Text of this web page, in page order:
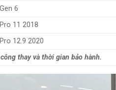
6
11 2018
12.9 2020
thay và thời gian bảo hành.